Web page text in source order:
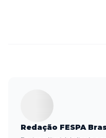
Redação FESPA